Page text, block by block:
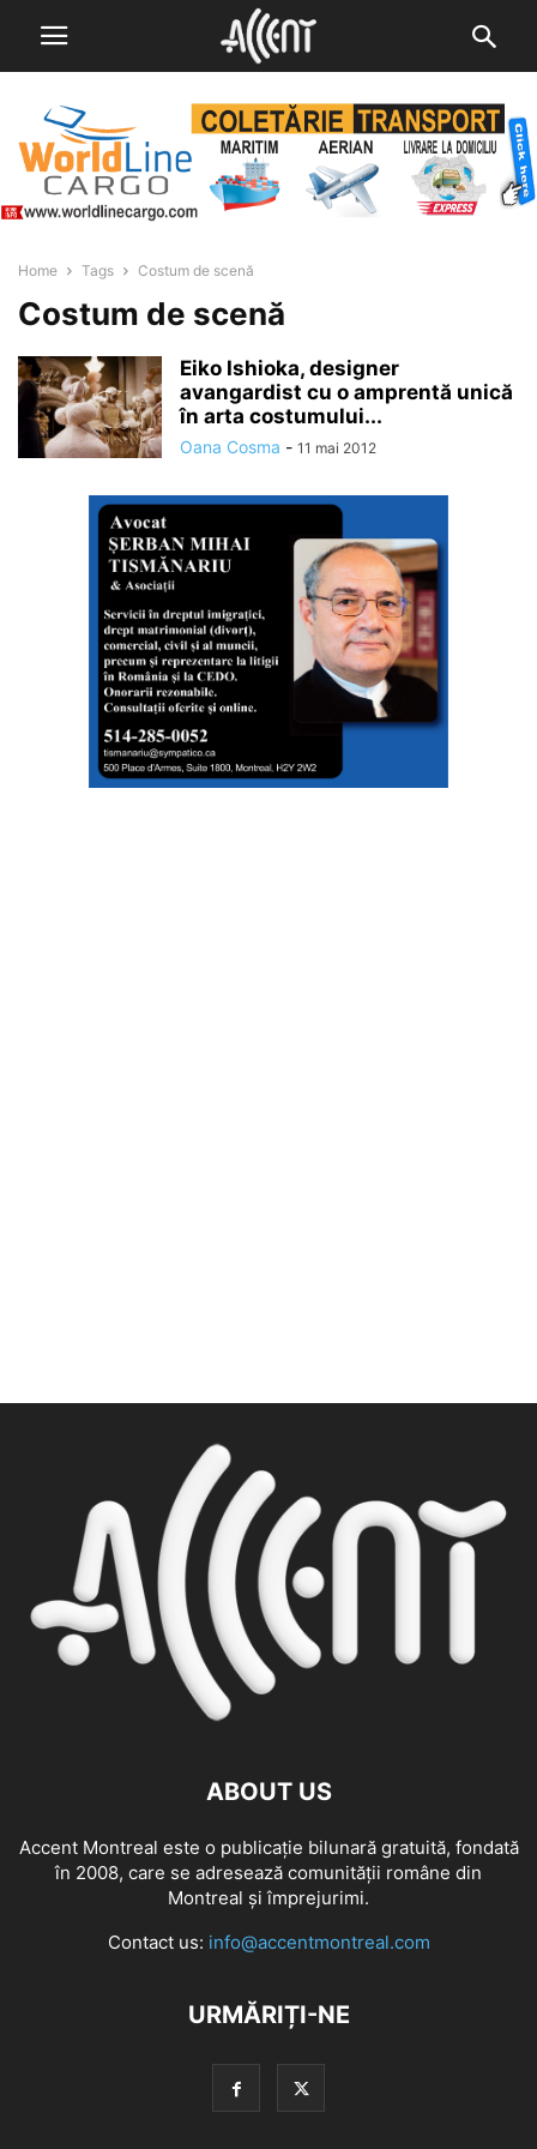
Home Tags Costum de scenă
Costum de scenă
Eiko Ishioka, designer
avangardist cu o amprentă unică
în arta costumului...
Oana Cosma - 11 mai 2012
ABOUT US
Accent Montreal este o publicație bilunară gratuită, fondată
în 2008, care se adresează comunităţii române din
Montreal şi împrejurimi.
Contact us: info@accentmontreal.com
URMĂRIȚI-NE